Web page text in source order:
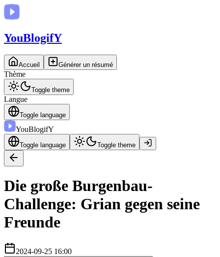
YouBlogifY
Accueil Générer un résumé
Thème
Toggle theme
Langue
Toggle language
YouBlogifY
Toggle language Toggle theme
Die große Burgenbau-
Challenge: Grian gegen seine
Freunde
2024-09-25 16:00